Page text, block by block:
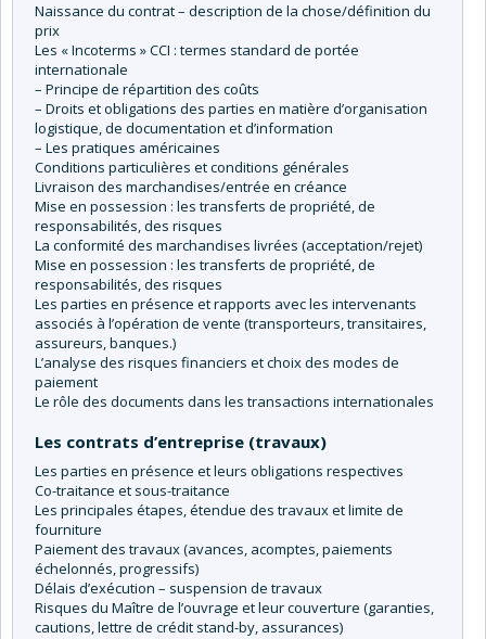
Naissance du contrat – description de la chose/définition du
prix
Les « Incoterms » CCI : termes standard de portée
internationale
– Principe de répartition des coûts
– Droits et obligations des parties en matière d’organisation
logistique, de documentation et d’information
– Les pratiques américaines
Conditions particulières et conditions générales
Livraison des marchandises/entrée en créance
Mise en possession : les transferts de propriété, de
responsabilités, des risques
La conformité des marchandises livrées (acceptation/rejet)
Mise en possession : les transferts de propriété, de
responsabilités, des risques
Les parties en présence et rapports avec les intervenants
associés à l’opération de vente (transporteurs, transitaires,
assureurs, banques.)
L’analyse des risques financiers et choix des modes de
paiement
Le rôle des documents dans les transactions internationales
Les contrats d’entreprise (travaux)
Les parties en présence et leurs obligations respectives
Co-traitance et sous-traitance
Les principales étapes, étendue des travaux et limite de
fourniture
Paiement des travaux (avances, acomptes, paiements
échelonnés, progressifs)
Délais d’exécution – suspension de travaux
Risques du Maître de l’ouvrage et leur couverture (garanties,
cautions, lettre de crédit stand-by, assurances)